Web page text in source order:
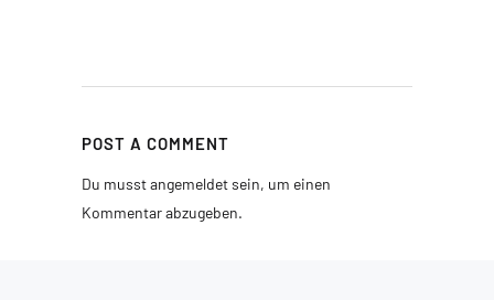
POST A COMMENT
Du musstangemeldetsein, um einen
Kommentar abzugeben.